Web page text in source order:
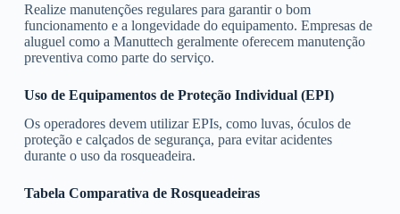
Realize manutenções regulares para garantir o bom
funcionamento e a longevidade do equipamento. Empresas de
aluguel como a Manuttech geralmente oferecem manutenção
preventiva como parte do serviço.
Uso de Equipamentos de Proteção Individual (EPI)
Os operadores devem utilizar EPIs, como luvas, óculos de
proteção e calçados de segurança, para evitar acidentes
durante o uso da rosqueadeira.
Tabela Comparativa de Rosqueadeiras